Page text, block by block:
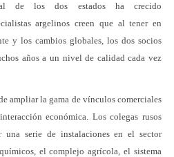
de los dos estados ha crecido
argelinos creen que al tener en
y los cambios globales, los dos socios
años a un nivel de calidad cada vez
ampliar la gama de vínculos comerciales
económica. Los colegas rusos
una serie de instalaciones en el sector
el complejo agrícola, el sistema